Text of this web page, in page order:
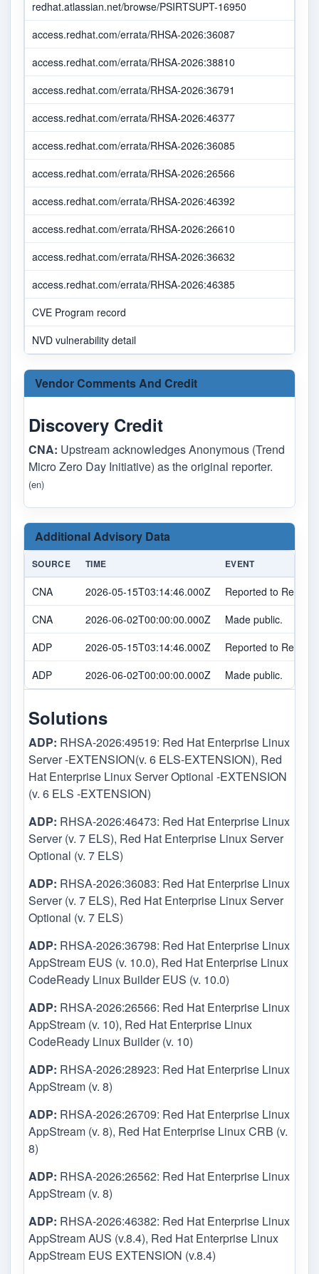
redhat.atlassian.net/browse/PSIRTSUPT-16950
access.redhat.com/errata/RHSA-2026:36087
access.redhat.com/errata/RHSA-2026:38810
access.redhat.com/errata/RHSA-2026:36791
access.redhat.com/errata/RHSA-2026:46377
access.redhat.com/errata/RHSA-2026:36085
access.redhat.com/errata/RHSA-2026:26566
access.redhat.com/errata/RHSA-2026:46392
access.redhat.com/errata/RHSA-2026:26610
access.redhat.com/errata/RHSA-2026:36632
access.redhat.com/errata/RHSA-2026:46385
CVE Program record
NVD vulnerability detail
Vendor Comments And Credit
Discovery Credit
CNA: Upstream acknowledges Anonymous (Trend
Micro Zero Day Initiative) as the original reporter.
(en)
Additional Advisory Data
SOURCE TIME EVENT
CNA 2026-05-15T03:14:46.000Z
Reported to Red
CNA
2026-06-02T00:00:00.000Z
Made public.
ADP
2026-05-15T03:14:46.000Z
Reported to Red
ADP
2026-06-02T00:00:00.000Z Made public.
Solutions
ADP: RHSA-2026:49519: Red Hat Enterprise Linux
Server -EXTENSION(v. 6 ELS-EXTENSION), Red
Hat Enterprise Linux Server Optional -EXTENSION
(v. 6 ELS -EXTENSION)
ADP: RHSA-2026:46473: Red Hat Enterprise Linux
Server (v. 7 ELS), Red Hat Enterprise Linux Server
Optional (v. 7 ELS)
ADP: RHSA-2026:36083: Red Hat Enterprise Linux
Server (v. 7 ELS), Red Hat Enterprise Linux Server
Optional (v. 7 ELS)
ADP: RHSA-2026:36798: Red Hat Enterprise Linux
AppStream EUS (v. 10.0), Red Hat Enterprise Linux
CodeReady Linux Builder EUS (v. 10.0)
ADP: RHSA-2026:26566: Red Hat Enterprise Linux
AppStream (v. 10), Red Hat Enterprise Linux
CodeReady Linux Builder (v. 10)
ADP: RHSA-2026:28923: Red Hat Enterprise Linux
AppStream (v. 8)
ADP: RHSA-2026:26709: Red Hat Enterprise Linux
AppStream (v. 8), Red Hat Enterprise Linux CRB (v.
8)
ADP: RHSA-2026:26562: Red Hat Enterprise Linux
AppStream (v. 8)
ADP: RHSA-2026:46382: Red Hat Enterprise Linux
AppStream AUS (v.8.4), Red Hat Enterprise Linux
AppStream EUS EXTENSION (v.8.4)